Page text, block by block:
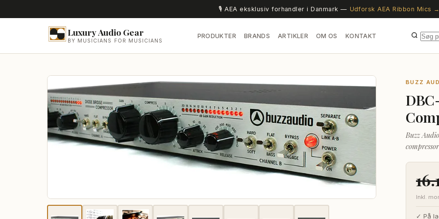
🎙️ AEA eksklusiv forhandler i Danmark — Udforsk AEA Ribbon Mics →
Luxury Audio Gear
BY MUSICIANS FOR MUSICIANS
PRODUKTER BRANDS ARTIKLER OM OS KONTAKT
BUZZ
Buzz
Inkl.
✓ På